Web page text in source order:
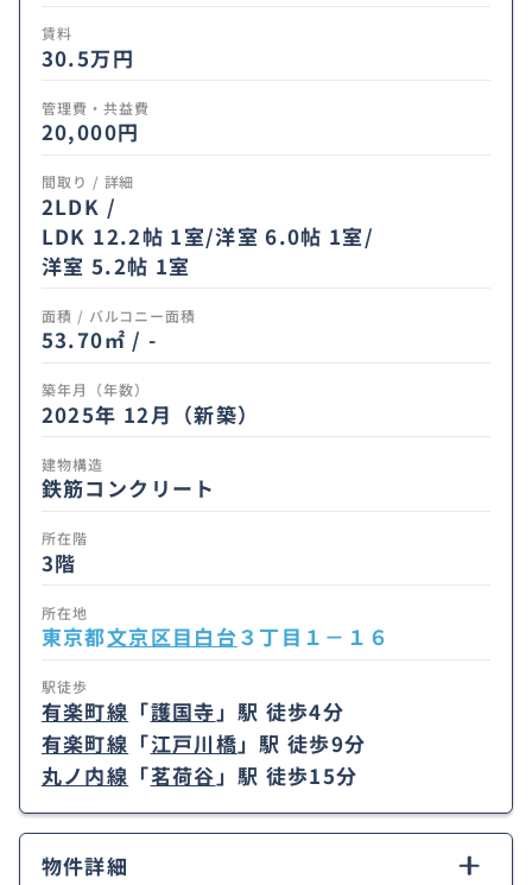
賃料
30.5万円
管理費・共益費
20,000円
間取り / 詳細
2LDK /
LDK 12.2帖 1室/洋室 6.0帖 1室/
洋室 5.2帖 1室
面積 / バルコニー面積
53.70㎡ / -
築年月（年数）
2025年 12月（新築）
建物構造
鉄筋コンクリート
所在階
3階
所在地
東京都文京区目白台 ３丁目１－１６
駅徒歩
有楽町線 「護国寺 」駅 徒歩4分
有楽町線 「江戸川橋」駅 徒歩9分
丸ノ内線 「茗荷谷」駅 徒歩15分
物件詳細